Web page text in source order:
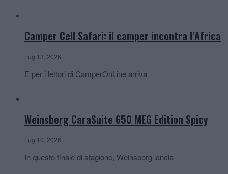
Camper Cell Safari: il camper incontra l’Africa
Lug 13, 2026
E per i lettori di CamperOnLine arriva
Weinsberg CaraSuite 650 MEG Edition Spicy
Lug 10, 2026
In questo finale di stagione, Weinsberg lancia